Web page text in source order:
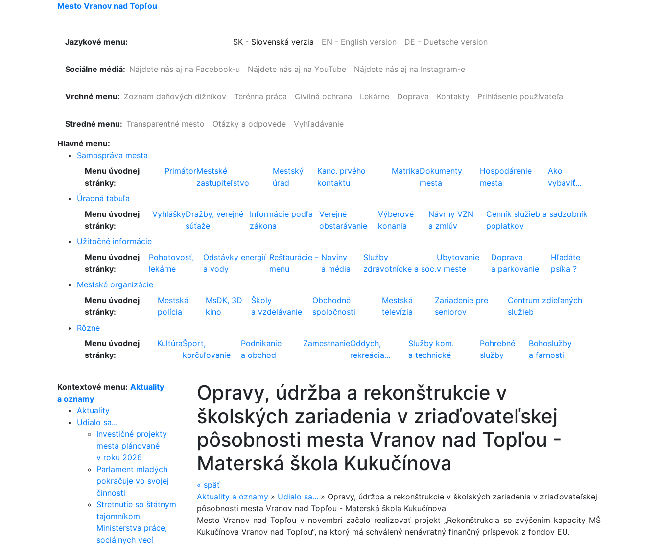
Mesto Vranov nad Topľou
Jazykové menu: SK - Slovenská verzia EN - English version DE - Duetsche version
Sociálne médiá: Nájdete nás aj na Facebook-u Nájdete nás aj na YouTube Nájdete nás aj na Instagram-e
Vrchné menu: Zoznam daňových dlžníkov Terénna práca Civilná ochrana Lekárne Doprava Kontakty Prihlásenie používateľa
Stredné menu: Transparentné mesto Otázky a odpovede
Vyhľadávanie
Hlavné menu:
Samospráva mesta
Menu úvodnej
stránky:
PrimátorMestské
zastupiteľstvo
Mestský
úrad
Kanc. prvého
kontaktu
MatrikaDokumenty
mesta
Hospodárenie
mesta
Ako
vybaviť...
Úradná tabuľa
Menu úvodnej
stránky:
VyhláškyDražby, verejné
súťaže
Informácie podľa
zákona
Verejné
obstarávanie
Výberové
konania
Návrhy VZN
a zmlúv
Cenník služieb a sadzobník
poplatkov
Užitočné informácie
Menu úvodnej
stránky:
Pohotovosť,
lekárne
Odstávky energií
a vody
Reštaurácie -
menu
Noviny
a média
Služby
zdravotnícke a soc.
Ubytovanie
v meste
Doprava
a parkovanie
Hľadáte
psíka ?
Mestské organizácie
Menu úvodnej
stránky:
Mestská
polícia
MsDK, 3D
kino
Školy
a vzdelávanie
Obchodné
spoločnosti
Mestská
televízia
Zariadenie pre
seniorov
Centrum zdieľaných
služieb
Rôzne
Menu úvodnej
stránky:
KultúraŠport,
korčuľovanie
Podnikanie
a obchod
ZamestnanieOddych,
rekreácia...
Služby kom.
a technické
Pohrebné
služby
Bohoslužby
a farnosti
Kontextové menu: Aktuality
a oznamy
Aktuality
Udialo sa...
Investičné projekty
mesta plánované
v roku 2026
Parlament mladých
pokračuje vo svojej
činnosti
Stretnutie so štátnym
tajomníkom
Ministerstva práce,
sociálnych vecí
Opravy, údržba a rekonštrukcie v
školských zariadenia v zriaďovateľskej
pôsobnosti mesta Vranov nad Topľou -
Materská škola Kukučínova
« späť
Aktuality a oznamy » Udialo sa... » Opravy, údržba a rekonštrukcie v školských zariadenia v zriaďovateľskej
pôsobnosti mesta Vranov nad Topľou - Materská škola Kukučínova
Mesto Vranov nad Topľou v novembri začalo realizovať projekt „Rekonštrukcia so zvýšením kapacity MŠ
Kukučínova Vranov nad Topľou“, na ktorý má schválený nenávratný finančný príspevok z fondov EU.